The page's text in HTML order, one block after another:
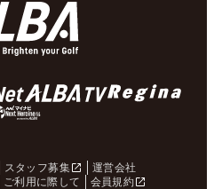
スタッフ募集
運営会社
ご利用に際して
会員規約